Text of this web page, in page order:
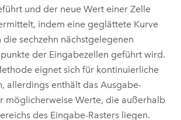
und der neue Wert einer Zelle
indem eine geglättete Kurve
die sechzehn nächstgelegenen
der Eingabezellen geführt wird.
eignet sich für kontinuierliche
allerdings enthält das Ausgabe-
möglicherweise Werte, die außerhalb
des Eingabe-Rasters liegen.